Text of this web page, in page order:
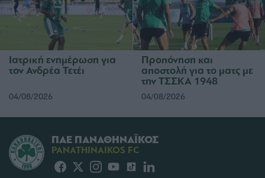
Ιατρική ενημέρωση για
τον Ανδρέα Τετέι
04/08/2026
Προπόνηση και
αποστολή για το ματς με
την ΤΣΣΚΑ 1948
04/08/2026
ΠΑΕ ΠΑΝΑΘΗΝΑΪΚΟΣ
PANATHINAIKOS FC